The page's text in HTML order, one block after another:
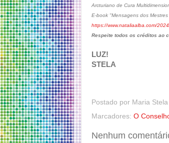
Arcturiano de Cura
E-book "Mensagens dos
https://www.nataliaalba.com/
Respeite todos os créditos ao
LUZ!
STELA
Postado por Maria
Marcadores: O
Nenhum